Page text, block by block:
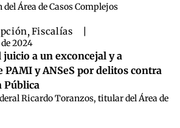
Área de Casos Complejos
, Fiscalías
2024
juicio a un exconcejal y a
y ANSeS por delitos contra
Pública
Ricardo Toranzos, titular del Área de